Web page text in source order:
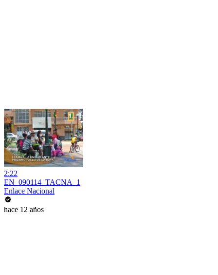
2:22
EN_090114_TACNA_1
Enlace Nacional
hace 12 años